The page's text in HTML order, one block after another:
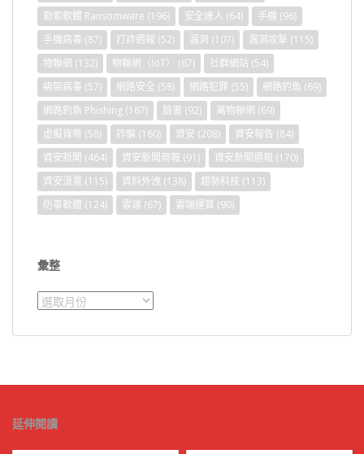
勒索軟體 Ransomware (196) 安全達人 (64) 手機 (96)
手機病毒 (87) 打詐週報 (52) 漏洞 (107) 漏洞攻擊 (115)
物聯網 (132) 物聯網（IoT） (67) 社群網站 (54)
綁架病毒 (57) 網路安全 (58) 網路犯罪 (55) 網路釣魚 (69)
網路釣魚 Phishing (167) 臉書 (92) 萬物聯網 (69)
虛擬貨幣 (58) 詐騙 (160) 資安 (208) 資安報告 (84)
資安新聞 (464) 資安新聞周報 (91) 資安新聞週報 (170)
資安漫畫 (115) 資料外洩 (138) 趨勢科技 (113)
防毒軟體 (124) 雲端 (67) 雲端運算 (90)
彙整
彙
延伸閱讀